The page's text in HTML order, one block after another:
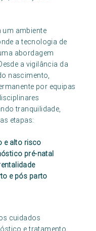
um ambiente
a tecnologia de
abordagem
a vigilância da
nascimento,
por equipas
tranquilidade,
etapas:
e alto risco
pré-natal
e pós parto
cuidados
e tratamento